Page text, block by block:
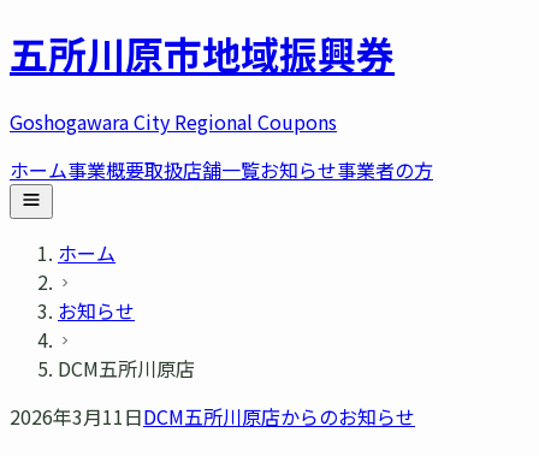
五所川原市地域振興券
Goshogawara City Regional Coupons
ホーム事業概要取扱店舗一覧お知らせ事業者の方
ホーム
お知らせ
DCM五所川原店
2026年3月11日DCM五所川原店からのお知らせ